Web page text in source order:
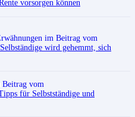
vorsorgen können
im Beitrag vom
wird gehemmt, sich
Beitrag vom
für Selbstständige und